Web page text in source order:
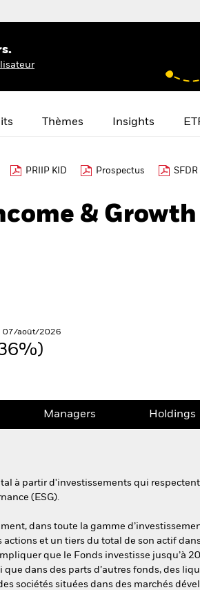
Thèmes Insights
PRIIP KID Prospectus
& Growth
07/août/2026
Managers Holdings
à partir d'investissements qui
(ESG).
dans toute la gamme
et un tiers du total de son actif
que le Fonds investisse jusqu’à
dans des parts d’autres fonds, des
sociétés situées dans des marchés